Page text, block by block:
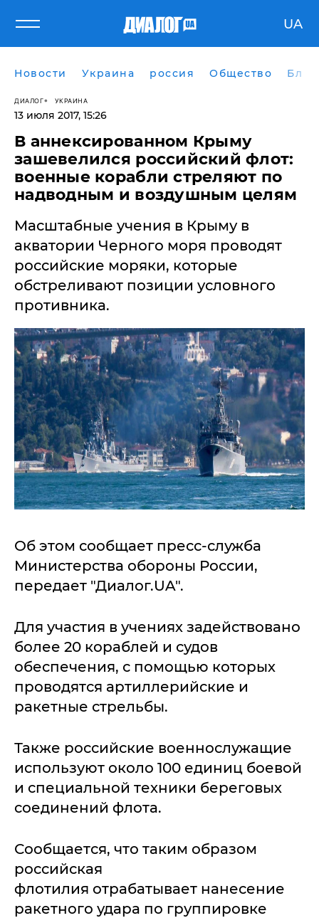
UA
Новости Украина россия Общество
ДИАЛОГ УКРАИНА
13 июля 2017, 15:26
В аннексированном Крыму
зашевелился российский флот:
военные корабли стреляют по
надводным и воздушным целям
Масштабные учения в Крыму в
акватории Черного моря проводят
российские моряки, которые
обстреливают позиции условного
противника.
Об этом сообщает пресс-служба
Министерства обороны России,
передает "Диалог.UA".
Для участия в учениях задействовано
более 20 кораблей и судов
обеспечения, с помощью которых
проводятся артиллерийские и
ракетные стрельбы.
Также российские военнослужащие
используют около 100 единиц боевой
и специальной техники береговых
соединений флота.
Сообщается, что таким образом
российская
флотилия отрабатывает нанесение
ракетного удара по группировке